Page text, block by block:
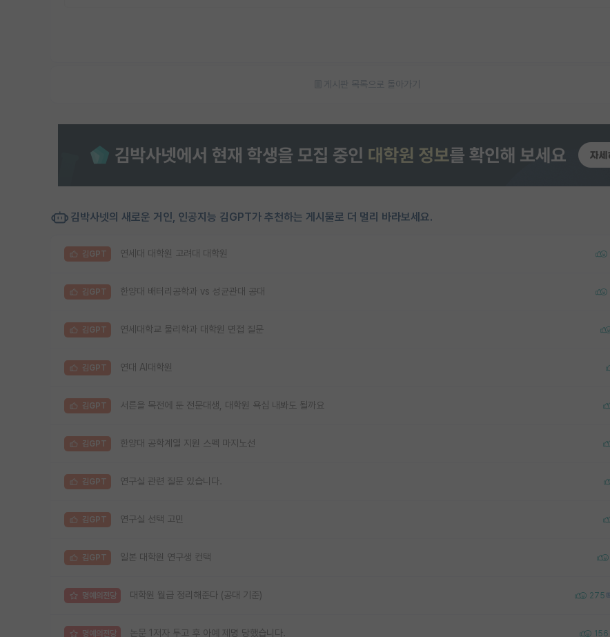
게시판 목록으로 돌아가기
김박사넷의 새로운 거인, 인공지능 김GPT가 추천하는 게시물로 더 멀리 바라보세요.
김GPT 연세대 대학원 고려대 대학원
김GPT 한양대 배터리공학과 vs 성균관대 공대
김GPT 연세대학교 물리학과 대학원 면접 질문
김GPT 연대 AI대학원
김GPT 서른을 목전에 둔 전문대생, 대학원 욕심 내봐도 될까요
김GPT 한양대 공학계열 지원 스펙 마지노선
김GPT 연구실 관련 질문 있습니다.
김GPT 연구실 선택 고민
김GPT 일본 대학원 연구생 컨택
명예의전당 대학원 월급 정리해준다 (공대 기준) 275
명예의전당 논문 1저자 투고 후 아예 제명 당했습니다. 156